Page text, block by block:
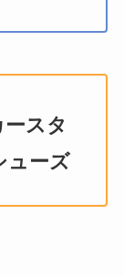
スタ
ューズ